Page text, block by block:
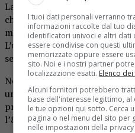
La notte si presenta con nubi
che si attesta intorno ai
moderata, proveniente da
L’umidità resta alta, attorno
sensazione di freschezza.
Nella mattina, il cielo si
una temperatura di circa
precipitazioni, ma l’umidità
l’80%. Il vento si presenta
I tuoi dati personali verranno
informazioni raccolte dal tuo
identificatori univoci e altri
essere condivise con questi
memorizzate oppure essere
sito. Noi e i nostri partner
localizzazione esatti. Elenco
Alcuni fornitori potrebbero
base dell'interesse legittimo,
le tue opzioni qui sotto. Cerca
pagina o nel menu del sito per
nelle impostazioni della